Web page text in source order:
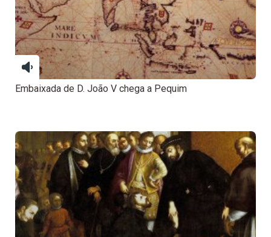
Embaixada de D. João V chega a Pequim